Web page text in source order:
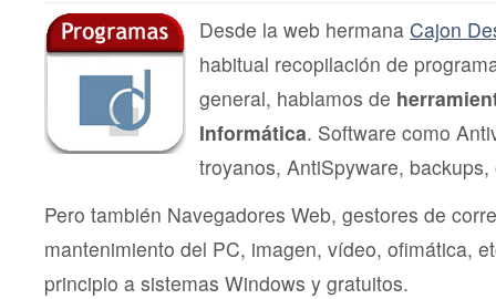
Desde la web hermana Cajon
habitual recopilación de
general, hablamos de
Informática. Software como
troyanos, AntiSpyware,
Pero también Navegadores Web, gestores de
mantenimiento del PC, imagen, vídeo, ofimática,
principio a sistemas Windows y gratuitos.